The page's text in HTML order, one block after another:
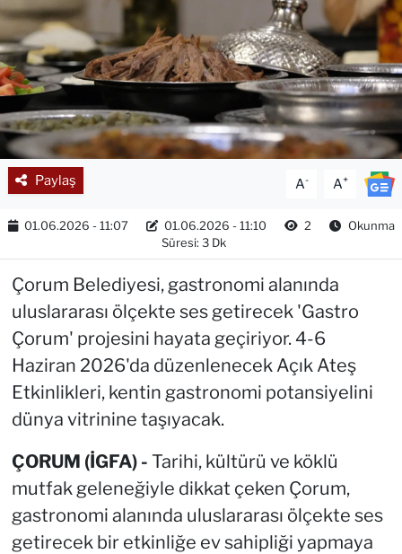
Paylaş A- A+
01.06.2026 - 11:07 01.06.2026 - 11:10 2
Okunma
Süresi: 3 Dk
Çorum Belediyesi, gastronomi alanında
uluslararası ölçekte ses getirecek 'Gastro
Çorum' projesini hayata geçiriyor. 4-6
Haziran 2026'da düzenlenecek Açık Ateş
Etkinlikleri, kentin gastronomi potansiyelini
dünya vitrinine taşıyacak.
ÇORUM (İGFA) - Tarihi, kültürü ve köklü
mutfak geleneğiyle dikkat çeken Çorum,
gastronomi alanında uluslararası ölçekte ses
getirecek bir etkinliğe ev sahipliği yapmaya